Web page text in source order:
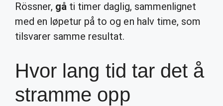
Rössner, gå ti timer daglig, sammenlignet
med en løpetur på to og en halv time, som
tilsvarer samme resultat.
Hvor lang tid tar det å
stramme opp